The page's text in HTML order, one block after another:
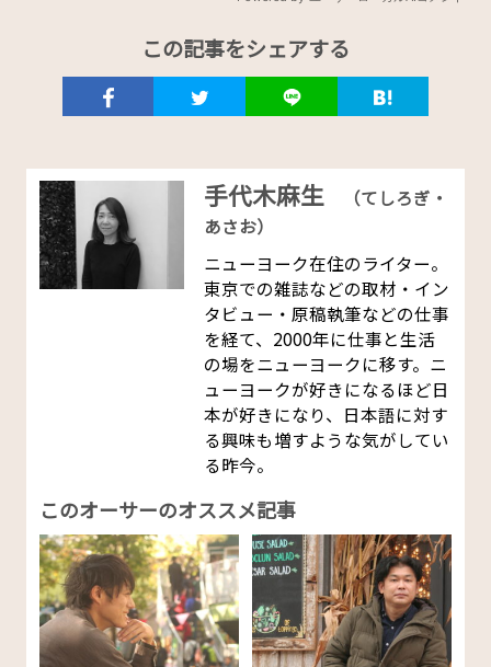
この記事をシェアする
手代木麻生
（てしろぎ・
あさお）
ニューヨーク在住のライター。
東京での雑誌などの取材・イン
タビュー・原稿執筆などの仕事
を経て、2000年に仕事と生活
の場をニューヨークに移す。ニ
ューヨークが好きになるほど日
本が好きになり、日本語に対す
る興味も増すような気がしてい
る昨今。
このオーサーのオススメ記事